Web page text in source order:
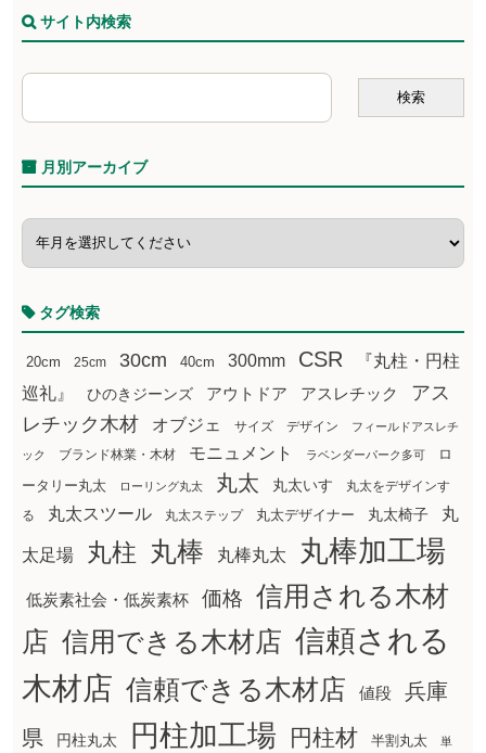
サイト内検索
月別アーカイブ
タグ検索
20cm 25cm 30cm 40cm 300mm CSR
『丸柱・円柱
巡礼』
ひのきジーンズ アウトドア アスレチック
アス
レチック木材
オブジェ サイズ デザイン フィールドアスレチ
ック ブランド林業・木材 モニュメント ラベンダーパーク多可
ロ
ータリー丸太
ローリング丸太 丸太 丸太いす
丸太をデザインす
る
丸太スツール 丸太ステップ 丸太デザイナー 丸太椅子 丸
太足場 丸柱 丸棒 丸棒丸太 丸棒加工場
低炭素社会・低炭素杯 価格
信用される木材
店 信用できる木材店 信頼される
木材店 信頼できる木材店 値段
兵庫
県
円柱丸太 円柱加工場 円柱材 半割丸太 単